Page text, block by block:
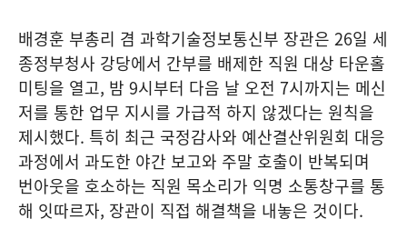
배경훈 부총리 겸 과학기술정보통신부 장관은 26일 세
종정부청사 강당에서 간부를 배제한 직원 대상 타운홀
미팅을 열고, 밤 9시부터 다음 날 오전 7시까지는 메신
저를 통한 업무 지시를 가급적 하지 않겠다는 원칙을
제시했다. 특히 최근 국정감사와 예산결산위원회 대응
과정에서 과도한 야간 보고와 주말 호출이 반복되며
번아웃을 호소하는 직원 목소리가 익명 소통창구를 통
해 잇따르자, 장관이 직접 해결책을 내놓은 것이다.